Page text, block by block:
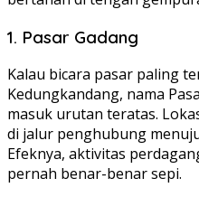
1. Pasar Gadang
Kalau bicara pasar paling
Kedungkandang, nama
masuk urutan teratas.
di jalur penghubung
Efeknya, aktivitas
pernah benar-benar sepi.